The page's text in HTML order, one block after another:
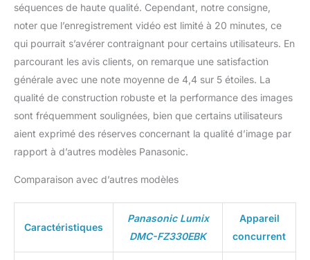
séquences de haute qualité. Cependant, notre consigne,
noter que l’enregistrement vidéo est limité à 20 minutes, ce
qui pourrait s’avérer contraignant pour certains utilisateurs. En
parcourant les avis clients, on remarque une satisfaction
générale avec une note moyenne de 4,4 sur 5 étoiles. La
qualité de construction robuste et la performance des images
sont fréquemment soulignées, bien que certains utilisateurs
aient exprimé des réserves concernant la qualité d’image par
rapport à d’autres modèles Panasonic.
Comparaison avec d’autres modèles
Caractéristiques
Panasonic Lumix
DMC-FZ330EBK
Appareil
concurrent